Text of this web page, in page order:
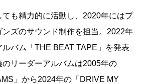
も精力的に活動し、2020年にはプ
ンズのサウンド制作を担当。2022年
バム「THE BEAT TAPE」を発表
のリーダーアルバムは2005年の
」から2024年の「DRIVE MY